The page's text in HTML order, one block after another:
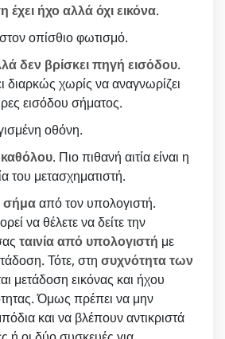
έχει ήχο αλλά όχι εικόνα.
οπίσθιο φωτισμό.
δεν βρίσκει πηγή εισόδου.
διαρκώς χωρίς να αναγνωρίζει
εισόδου σήματος.
οθόνη.
καθόλου. Πιο πιθανή αιτία είναι η
του μετασχηματιστή.
σήμααπό τον υπολογιστή.
να θέλετε να δείτε την
ταινία από υπολογιστή με
Τότε, στη συχνότητα των
μετάδοση εικόνας και ήχου
Όμως πρέπει να μην
και να βλέπουν αντικριστά